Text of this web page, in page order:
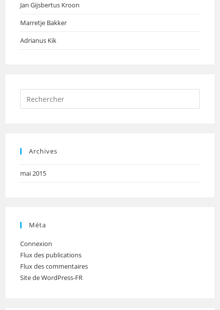
Jan Gijsbertus Kroon
Marretje Bakker
Adrianus Kik
Archives
mai 2015
Méta
Connexion
Flux des publications
Flux des commentaires
Site de WordPress-FR